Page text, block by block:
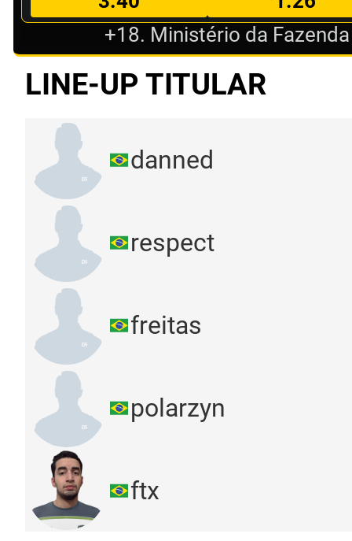
+18. Ministério da
LINE-UP TITULAR
danned
respect
freitas
polarzyn
ftx